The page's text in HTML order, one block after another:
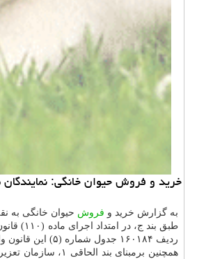
خرید و فروش حیوان خانگی:
به گزارش خرید و فروش حیوان خانگی به نقل از
طبق
ردیف ۱۶۰۱۸۴ جدول شماره (۵) این قانون واریز نمایند.
همچنین